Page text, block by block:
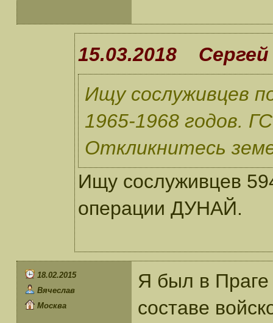
15.03.2018 Сергей
Ищу сослуживцев
1965-1968 годов.
Откликнитесь
Ищу сослуживцев
операции ДУНАЙ.
18.02.2015
Вячеслав
Москва
Я был в Праге
составе